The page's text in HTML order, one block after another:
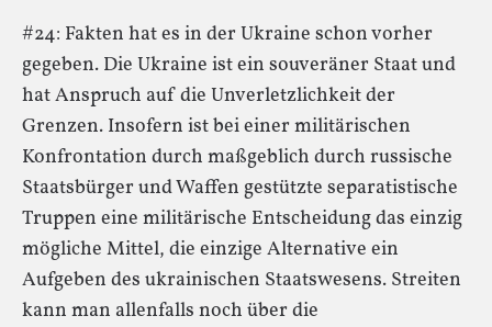
#24: Fakten hat es in der Ukraine schon vorher
gegeben. Die Ukraine ist ein souveräner Staat und
hat Anspruch auf die Unverletzlichkeit der
Grenzen. Insofern ist bei einer militärischen
Konfrontation durch maßgeblich durch russische
Staatsbürger und Waffen gestützte separatistische
Truppen eine militärische Entscheidung das einzig
mögliche Mittel, die einzige Alternative ein
Aufgeben des ukrainischen Staatswesens. Streiten
kann man allenfalls noch über die